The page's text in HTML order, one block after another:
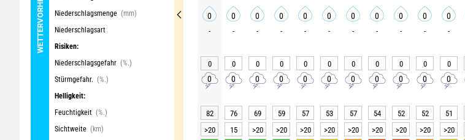
Niederschlagsmenge (mm)
Niederschlagsart
Risiken:
Niederschlagsgefahr (%.)
Stürmgefahr. (%.)
Helligkeit:
Feuchtigkeit (%.)
Sichtweite (km)
0 0 0 0 0 0 0 0 0 0 0
- - - - - - - - - - -
0 0 0 0 0 0 0 0 0 0 0
0 0 0 0 0 0 0 0 0 0 0
82 76 69 59 57 53 57 54 52 52 51
>20
15 >20 >20 >20 >20 >20 >20 >20 >20 >20